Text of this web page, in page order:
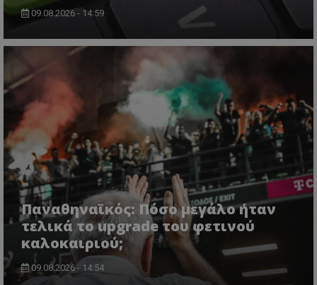
09.08.2026 - 14:59
Παναθηναϊκός: Πόσο μεγάλο ήταν
τελικά το upgrade του φετινού
καλοκαιριού;
09.08.2026 - 14:54